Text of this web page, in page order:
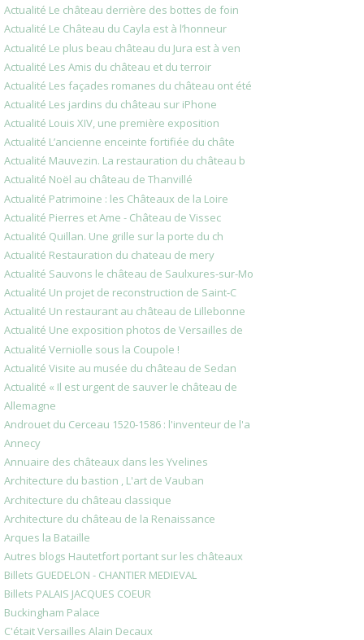
Actualité Le château derrière des bottes de foin
Actualité Le Château du Cayla est à l’honneur
Actualité Le plus beau château du Jura est à ven
Actualité Les Amis du château et du terroir
Actualité Les façades romanes du château ont été
Actualité Les jardins du château sur iPhone
Actualité Louis XIV, une première exposition
Actualité L’ancienne enceinte fortifiée du châte
Actualité Mauvezin. La restauration du château b
Actualité Noël au château de Thanvillé
Actualité Patrimoine : les Châteaux de la Loire
Actualité Pierres et Ame - Château de Vissec
Actualité Quillan. Une grille sur la porte du ch
Actualité Restauration du chateau de mery
Actualité Sauvons le château de Saulxures-sur-Mo
Actualité Un projet de reconstruction de Saint-C
Actualité Un restaurant au château de Lillebonne
Actualité Une exposition photos de Versailles de
Actualité Verniolle sous la Coupole !
Actualité Visite au musée du château de Sedan
Actualité « Il est urgent de sauver le château de
Allemagne
Androuet du Cerceau 1520-1586 : l'inventeur de l'a
Annecy
Annuaire des châteaux dans les Yvelines
Architecture du bastion , L'art de Vauban
Architecture du château classique
Architecture du château de la Renaissance
Arques la Bataille
Autres blogs Hautetfort portant sur les châteaux
Billets GUEDELON - CHANTIER MEDIEVAL
Billets PALAIS JACQUES COEUR
Buckingham Palace
C'était Versailles Alain Decaux